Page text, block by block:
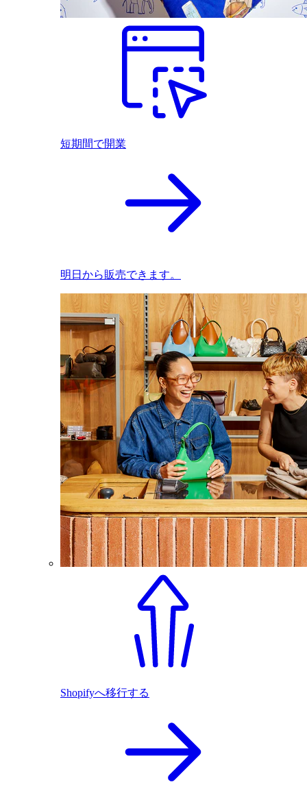
短期間で開業
明日から販売できます。
Shopifyへ移行する